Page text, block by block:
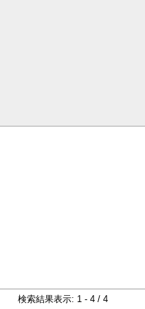
検索結果表示: 1 - 4 / 4